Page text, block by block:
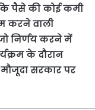
पैसे की कोई कमी
करने वाली
निर्णय करने में
के दौरान
सरकार पर